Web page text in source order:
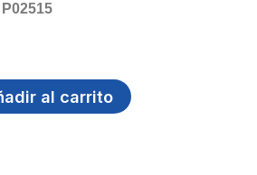
al carrito